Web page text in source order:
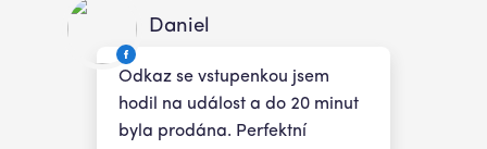
Daniel
Odkaz se vstupenkou jsem
hodil na událost a do 20 minut
byla prodána. Perfektní